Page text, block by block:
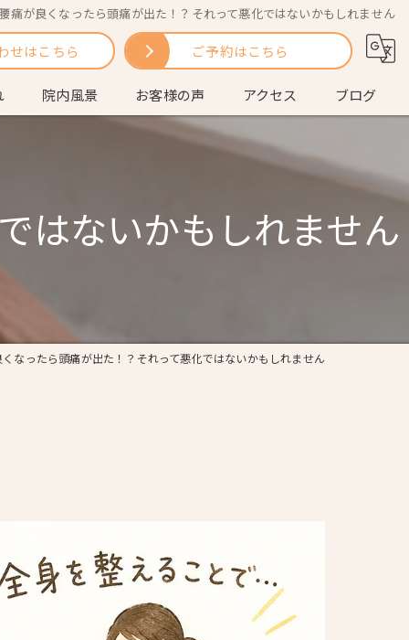
痛が良くなったら頭痛が出た！？それって悪化ではないかもしれません
せはこちら ご予約はこちら
院内風景 お客様の声 アクセス ブログ
はないかもしれません
なったら頭痛が出た！？それって悪化ではないかもしれません